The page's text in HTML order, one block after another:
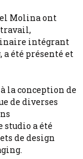
Molina ont
travail,
intégrant
été présenté et
la conception de
de diverses
studio a été
de design